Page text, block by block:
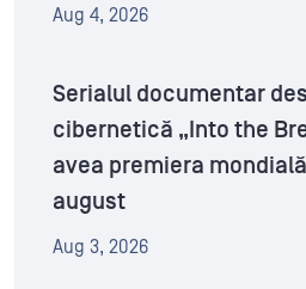
Aug 4, 2026
Serialul documentar
cibernetică „Into the
avea premiera
august
Aug 3, 2026